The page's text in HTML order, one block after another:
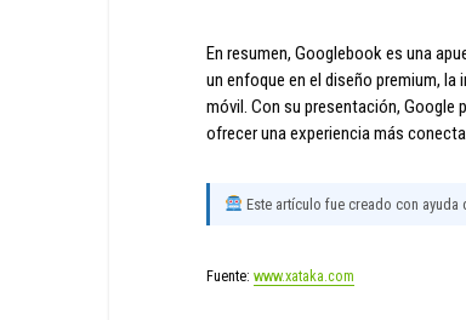
En resumen, Googlebook es una
un enfoque en el diseño premium,
móvil. Con su presentación, Google
ofrecer una experiencia más
Este artículo fue creado con
Fuente: www.xataka.com